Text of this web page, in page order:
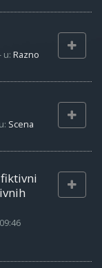
u: Razno
Scena